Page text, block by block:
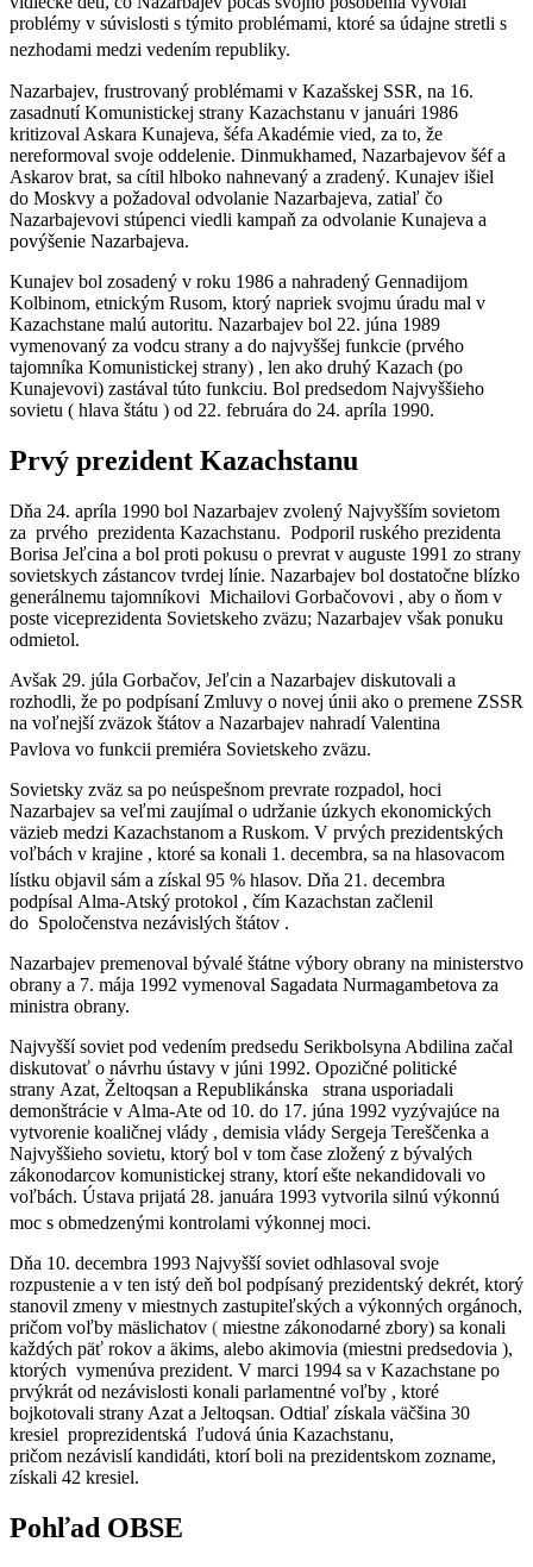
problémy v súvislosti s týmito problémami, ktoré sa údajne stretli s
nezhodami medzi vedením republiky.
Nazarbajev, frustrovaný problémami v Kazašskej SSR, na 16.
zasadnutí Komunistickej strany Kazachstanu v januári 1986
kritizoval Askara Kunajeva, šéfa Akadémie vied, za to, že
nereformoval svoje oddelenie. Dinmukhamed, Nazarbajevov šéf a
Askarov brat, sa cítil hlboko nahnevaný a zradený. Kunajev išiel
do Moskvy a požadoval odvolanie Nazarbajeva, zatiaľ čo
Nazarbajevovi stúpenci viedli kampaň za odvolanie Kunajeva a
povýšenie Nazarbajeva.
Kunajev bol zosadený v roku 1986 a nahradený Gennadijom
Kolbinom, etnickým Rusom, ktorý napriek svojmu úradu mal v
Kazachstane malú autoritu. Nazarbajev bol 22. júna 1989
vymenovaný za vodcu strany a do najvyššej funkcie (prvého
tajomníka Komunistickej strany) , len ako druhý Kazach (po
Kunajevovi) zastával túto funkciu. Bol predsedom Najvyššieho
sovietu ( hlava štátu ) od 22. februára do 24. apríla 1990.
Prvý prezident Kazachstanu
Dňa 24. apríla 1990 bol Nazarbajev zvolený Najvyšším sovietom
za prvého prezidenta Kazachstanu. Podporil ruského prezidenta
Borisa Jeľcina a bol proti pokusu o prevrat v auguste 1991 zo strany
sovietskych zástancov tvrdej línie. Nazarbajev bol dostatočne blízko
generálnemu tajomníkovi Michailovi Gorbačovovi , aby o ňom v
poste viceprezidenta Sovietskeho zväzu; Nazarbajev však ponuku
odmietol.
Avšak 29. júla Gorbačov, Jeľcin a Nazarbajev diskutovali a
rozhodli, že po podpísaní Zmluvy o novej únii ako o premene ZSSR
na voľnejší zväzok štátov a Nazarbajev nahradí Valentina
Pavlova vo funkcii premiéra Sovietskeho zväzu.
Sovietsky zväz sa po neúspešnom prevrate rozpadol, hoci
Nazarbajev sa veľmi zaujímal o udržanie úzkych ekonomických
väzieb medzi Kazachstanom a Ruskom. V prvých prezidentských
voľbách v krajine , ktoré sa konali 1. decembra, sa na hlasovacom
lístku objavil sám a získal 95 % hlasov. Dňa 21. decembra
podpísal Alma-Atský protokol , čím Kazachstan začlenil
do Spoločenstva nezávislých štátov .
Nazarbajev premenoval bývalé štátne výbory obrany na ministerstvo
obrany a 7. mája 1992 vymenoval Sagadata Nurmagambetova za
ministra obrany.
Najvyšší soviet pod vedením predsedu Serikbolsyna Abdilina začal
diskutovať o návrhu ústavy v júni 1992. Opozičné politické
strany Azat, Želtoqsan a Republikánska strana usporiadali
demonštrácie v Alma-Ate od 10. do 17. júna 1992 vyzývajúce na
vytvorenie koaličnej vlády , demisia vlády Sergeja Tereščenka a
Najvyššieho sovietu, ktorý bol v tom čase zložený z bývalých
zákonodarcov komunistickej strany, ktorí ešte nekandidovali vo
voľbách. Ústava prijatá 28. januára 1993 vytvorila silnú výkonnú
moc s obmedzenými kontrolami výkonnej moci.
Dňa 10. decembra 1993 Najvyšší soviet odhlasoval svoje
rozpustenie a v ten istý deň bol podpísaný prezidentský dekrét, ktorý
stanovil zmeny v miestnych zastupiteľských a výkonných orgánoch,
pričom voľby mäslichatov ( miestne zákonodarné zbory) sa konali
každých päť rokov a äkims, alebo akimovia (miestni predsedovia ),
ktorých vymenúva prezident. V marci 1994 sa v Kazachstane po
prvýkrát od nezávislosti konali parlamentné voľby , ktoré
bojkotovali strany Azat a Jeltoqsan. Odtiaľ získala väčšina 30
kresiel proprezidentská ľudová únia Kazachstanu,
pričom nezávislí kandidáti, ktorí boli na prezidentskom zozname,
získali 42 kresiel.
Pohľad OBSE